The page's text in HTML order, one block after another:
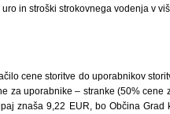
in stroški strokovnega vodenja v
cene storitve do uporabnikov
za uporabnike – stranke (50%
znaša 9,22 EUR, bo Občina